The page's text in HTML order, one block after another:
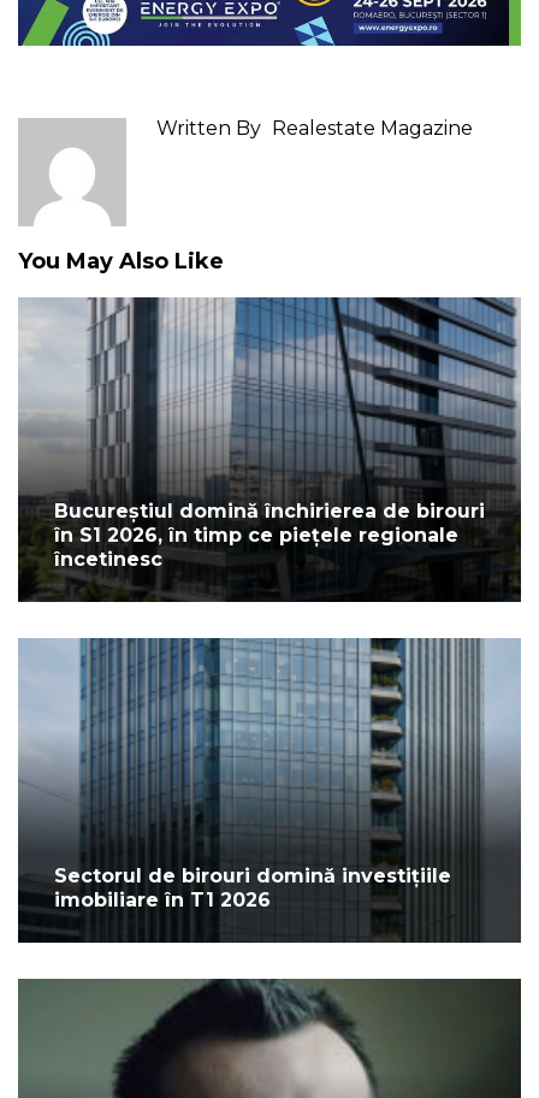
Written By Realestate Magazine
You May Also Like
Bucureștiul domină închirierea de birouri
în S1 2026, în timp ce piețele regionale
încetinesc
Sectorul de birouri domină investițiile
imobiliare în T1 2026